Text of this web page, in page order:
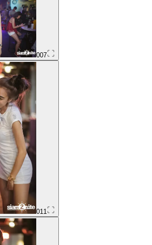
007
011